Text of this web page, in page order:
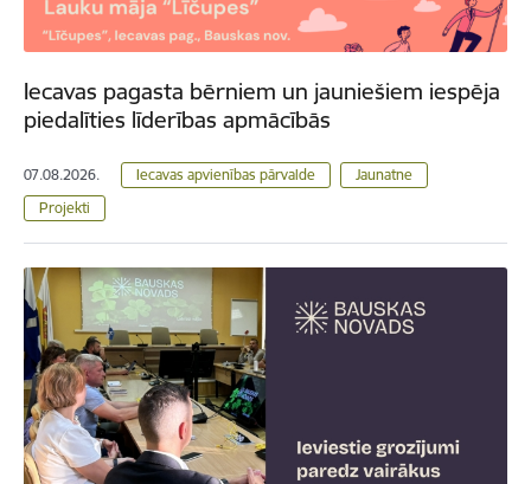
Iecavas pagasta bērniem un jauniešiem iespēja
piedalīties līderības apmācībās
07.08.2026. Iecavas apvienības pārvalde
Jaunatne
Projekti